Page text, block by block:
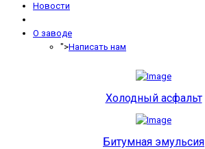
Новости
О заводе
">Написать нам
Холодный асфальт
Битумная эмульсия